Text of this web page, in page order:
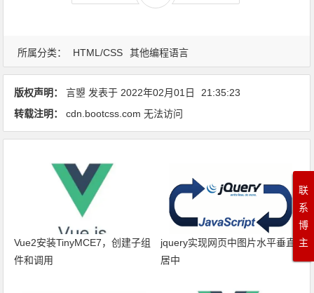
所属分类： HTML/CSS 其他编程语言
版权声明： 言曌 发表于 2022年02月01日
21:35:23
转载注明：
cdn.bootcss.com 无法访问
Vue2安装TinyMCE7，创建子组
件和调用
jquery实现网页中图片水平垂直
居中
联
系
博
主